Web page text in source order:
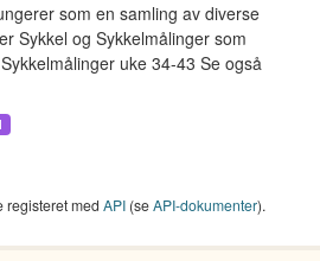
som en samling av diverse
Sykkel og Sykkelmålinger som
uke 34-43 Se også
registeret med API (seAPI-dokumenter).